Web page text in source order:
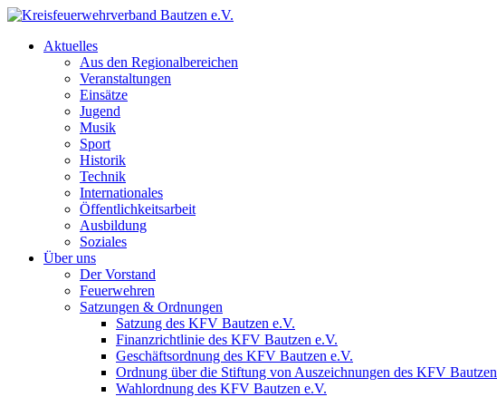
Aktuelles
Aus den Regionalbereichen
Veranstaltungen
Einsätze
Jugend
Musik
Sport
Historik
Technik
Internationales
Öffentlichkeitsarbeit
Ausbildung
Soziales
Über uns
Der Vorstand
Feuerwehren
Satzungen & Ordnungen
Satzung des KFV Bautzen e.V.
Finanzrichtlinie des KFV Bautzen e.V.
Geschäftsordnung des KFV Bautzen e.V.
Ordnung über die Stiftung von Auszeichnungen des KFV
Wahlordnung des KFV Bautzen e.V.